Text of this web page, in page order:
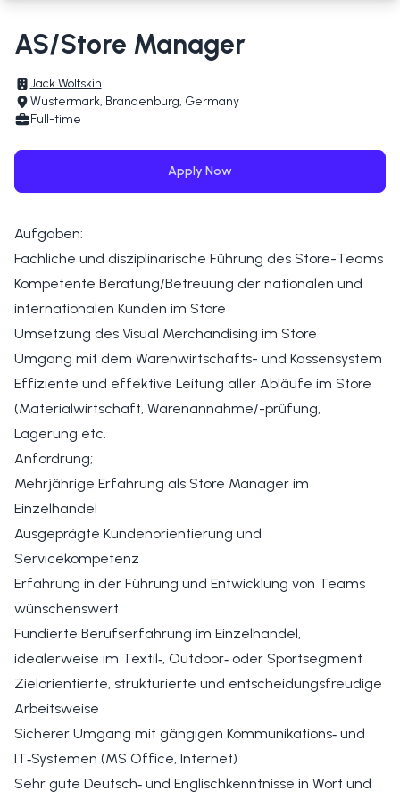
AS/Store Manager
Jack Wolfskin
Wustermark, Brandenburg, Germany
Full-time
Apply Now
Aufgaben:
Fachliche und disziplinarische Führung des Store-Teams
Kompetente Beratung/Betreuung der nationalen und
internationalen Kunden im Store
Umsetzung des Visual Merchandising im Store
Umgang mit dem Warenwirtschafts- und Kassensystem
Effiziente und effektive Leitung aller Abläufe im Store
(Materialwirtschaft, Warenannahme/-prüfung,
Lagerung etc.
Anfordrung;
Mehrjährige Erfahrung als Store Manager im
Einzelhandel
Ausgeprägte Kundenorientierung und
Servicekompetenz
Erfahrung in der Führung und Entwicklung von Teams
wünschenswert
Fundierte Berufserfahrung im Einzelhandel,
idealerweise im Textil‑, Outdoor‑ oder Sportsegment
Zielorientierte, strukturierte und entscheidungsfreudige
Arbeitsweise
Sicherer Umgang mit gängigen Kommunikations‑ und
IT‑Systemen (MS Office, Internet)
Sehr gute Deutsch‑ und Englischkenntnisse in Wort und